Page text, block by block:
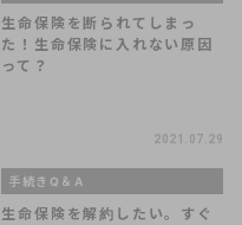
生命保険を断られてしまっ
た！生命保険に入れない原因
って？
2021.07.29
手続きQ＆A
生命保険を解約したい。すぐ